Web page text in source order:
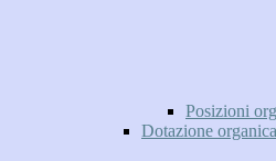
Posizioni
Dotazione organica